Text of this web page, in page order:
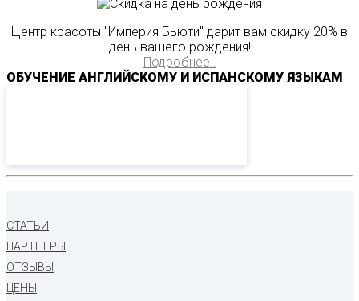
Центр красоты "Империя Бьюти" дарит вам скидку 20% в
день вашего рождения!
Подробнее..
ОБУЧЕНИЕ АНГЛИЙСКОМУ И ИСПАНСКОМУ ЯЗЫКАМ
СТАТЬИ
ПАРТНЕРЫ
ОТЗЫВЫ
ЦЕНЫ